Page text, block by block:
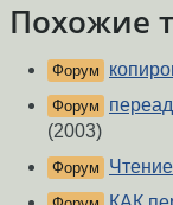
Похожие
Форум
Форум
(2003)
Форум